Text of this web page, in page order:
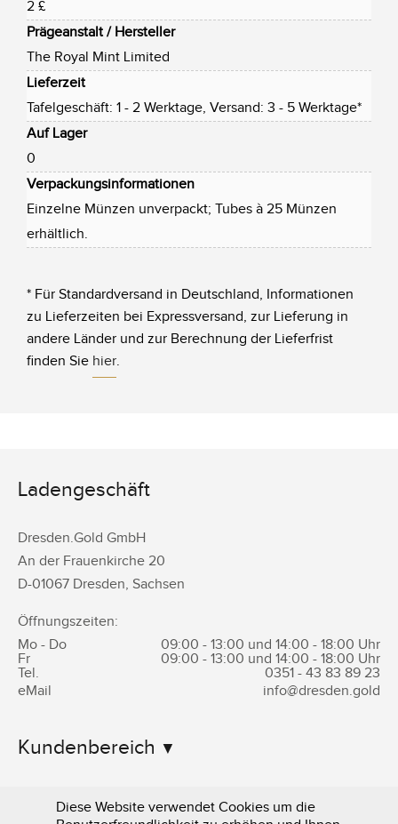
2 £
Prägeanstalt / Hersteller
The Royal Mint Limited
Lieferzeit
Tafelgeschäft: 1 - 2 Werktage, Versand: 3 - 5 Werktage*
Auf Lager
0
Verpackungsinformationen
Einzelne Münzen unverpackt; Tubes à 25 Münzen
erhältlich.
* Für Standardversand in Deutschland, Informationen
zu Lieferzeiten bei Expressversand, zur Lieferung in
andere Länder und zur Berechnung der Lieferfrist
finden Sie hier.
Ladengeschäft
Dresden.Gold GmbH
An der Frauenkirche 20
D-01067 Dresden, Sachsen
Öffnungszeiten:
Mo - Do
09:00 - 13:00 und 14:00 - 18:00 Uhr
Fr
09:00 - 13:00 und 14:00 - 18:00 Uhr
Tel.
0351 - 43 83 89 23
eMail
info@dresden.gold
Kundenbereich
Informationen
Diese Website verwendet Cookies um die